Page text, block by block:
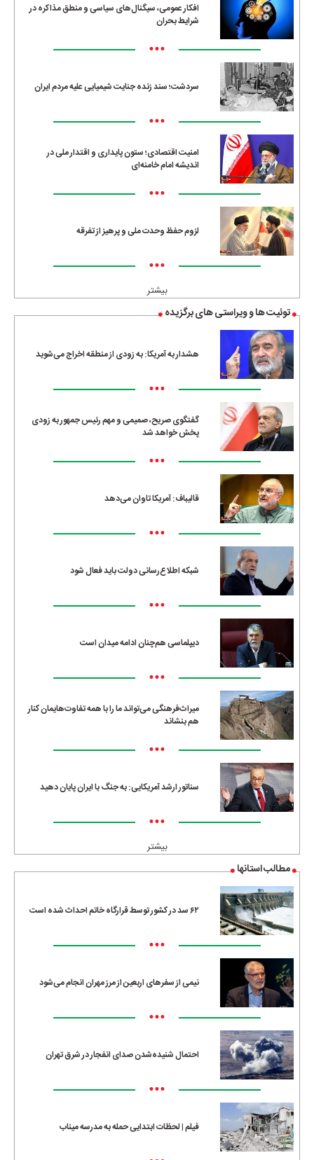
افکار عمومی، سیگنال‌های سیاسی و منطق مذاکره در
شرایط بحران
•••
سردشت؛ سند زنده جنایت شیمیایی علیه مردم ایران
•••
امنیت اقتصادی؛ ستون پایداری و اقتدار ملی در
اندیشه امام خامنه‌ای
•••
لزوم حفظ وحدت ملی و پرهیز از تفرقه
•••
بیشتر
توئیت ها و ویراستی های برگزیده
هشدار به آمریکا: به زودی از منطقه اخراج می‌شوید
•••
گفتگوی صریح، صمیمی و مهم رئیس جمهور به زودی
پخش خواهد شد
•••
قالیباف: آمریکا تاوان می‌دهد
•••
شبکه اطلاع‌رسانی دولت باید فعال شود
•••
دیپلماسی هم‌چنان ادامه میدان است
•••
میراث‌فرهنگی می‌تواند ما را با همه تفاوت‌هایمان کنار
هم بنشاند
•••
سناتور ارشد آمریکایی: به جنگ با ایران پایان دهید
•••
بیشتر
مطالب استانها
۶۲ سد در کشور توسط قرارگاه خاتم احداث شده است
•••
نیمی از سفرهای اربعین از مرز مهران انجام می‌شود
•••
احتمال شنیده‌شدن صدای انفجار در شرق تهران
•••
فیلم | لحظات ابتدایی حمله به مدرسه میناب